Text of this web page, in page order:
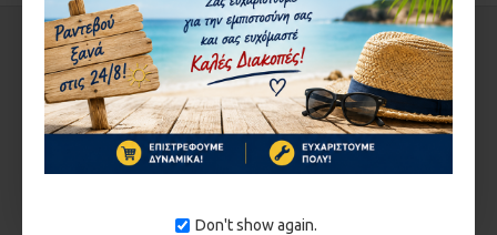
Don't show again.
ΔΕΊΤΕ ΑΚΌΜΑ ΑΠΌ ΤΟΝ ΊΔΙΟ ΚΑΤΑΣΚΕΥΑΣΤΉ
ΣΤΗΝ ΄ΙΔΙΑ ΚΑΤΗΓΟΡΊΑ
1-10 ΗΜΈΡΕΣ